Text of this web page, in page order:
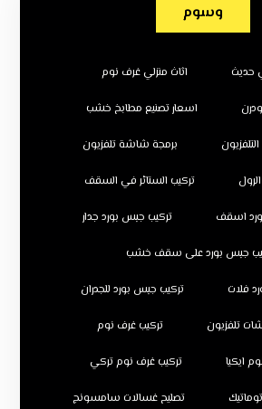
وسوم
حديث اثاث منزلي غرف نوم
اسعار تصنيع مطابخ خشب
برمجة شاشة تلفزيون
تركيب الستائر في السقف
اسقف تركيب جبس بورد جدار
جبس بورد على سقف خشب
فلات تركيب جبس بورد للجدران
تلفزيون تركيب غرف نوم
ايكيا تركيب غرف نوم تركي
تصليح غسالات سامسونج